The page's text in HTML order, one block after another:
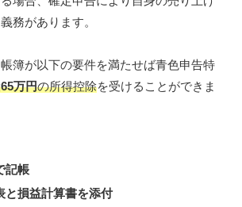
務があります。
簿が以下の要件を満たせば青色申告特
65万円の所得控除を受けることができま
記帳
と損益計算書を添付